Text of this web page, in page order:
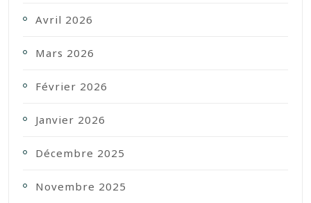
Avril 2026
Mars 2026
Février 2026
Janvier 2026
Décembre 2025
Novembre 2025